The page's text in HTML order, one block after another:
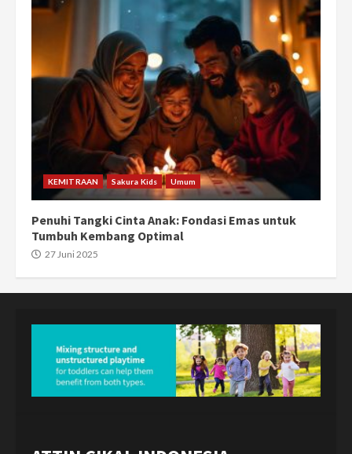
KEMITRAAN Sakura Kids Umum
Penuhi Tangki Cinta Anak: Fondasi Emas untuk
Tumbuh Kembang Optimal
27 Juni 2025